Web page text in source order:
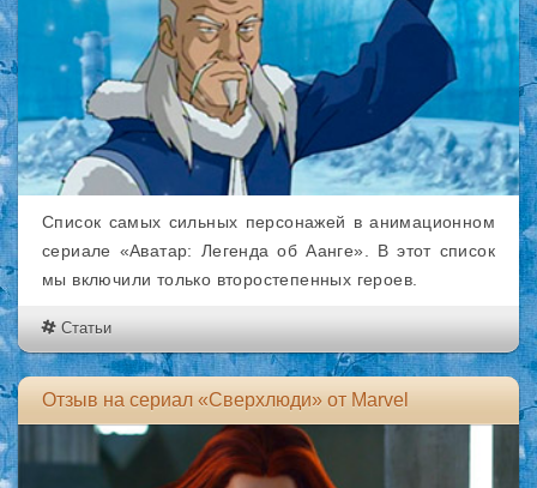
Список самых сильных персонажей в анимационном
сериале «Аватар: Легенда об Аанге». В этот список
мы включили только второстепенных героев.
Статьи
Отзыв на сериал «Сверхлюди» от Marvel